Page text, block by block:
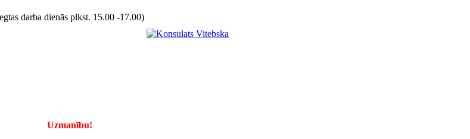
darba dienās plkst. 15.00 -17.00)
Uzmanību!